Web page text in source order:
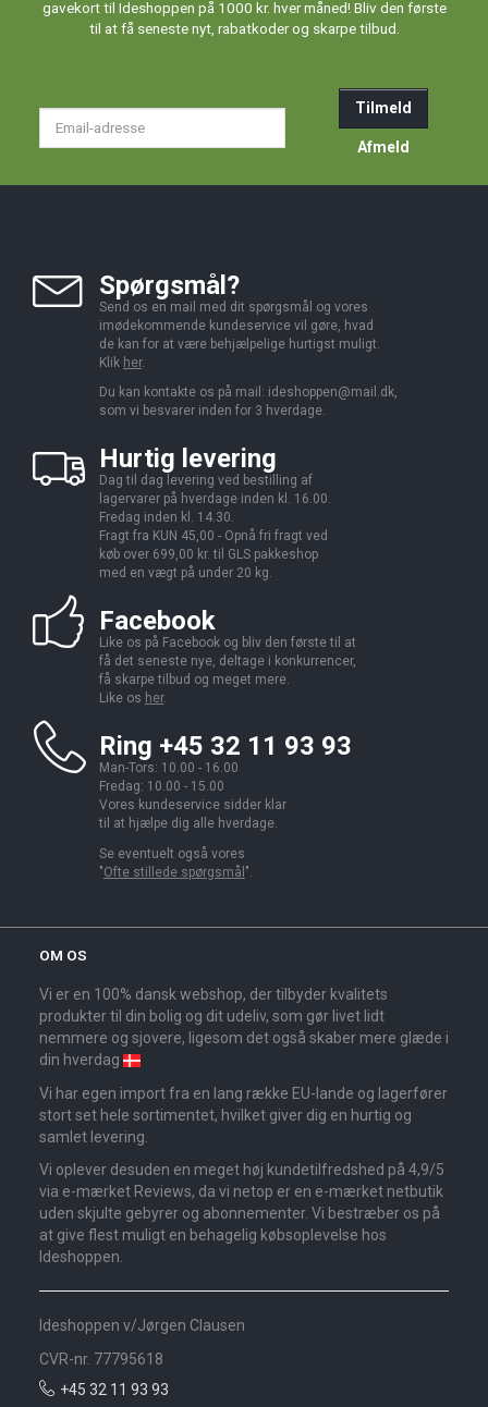
gavekort til Ideshoppen på 1000 kr. hver måned! Bliv den første
til at få seneste nyt, rabatkoder og skarpe tilbud.
Tilmeld
Afmeld
Spørgsmål?
Send os en mail med dit spørgsmål og vores
imødekommende kundeservice vil gøre, hvad
de kan for at være behjælpelige hurtigst muligt.
Klik her.
Du kan kontakte os på mail: ideshoppen@mail.dk,
som vi besvarer inden for 3 hverdage.
Hurtig levering
Dag til dag levering ved bestilling af
lagervarer på hverdage inden kl. 16.00.
Fredag inden kl. 14.30.
Fragt fra KUN 45,00 - Opnå fri fragt ved
køb over 699,00 kr. til GLS pakkeshop
med en vægt på under 20 kg.
Facebook
Like os på Facebook og bliv den første til at
få det seneste nye, deltage i konkurrencer,
få skarpe tilbud og meget mere.
Like os her.
Ring +45 32 11 93 93
Man-Tors: 10.00 - 16.00
Fredag: 10.00 - 15.00
Vores kundeservice sidder klar
til at hjælpe dig alle hverdage.
Se eventuelt også vores
"Ofte stillede spørgsmål ".
OM OS
Vi er en 100% dansk webshop, der tilbyder kvalitets
produkter til din bolig og dit udeliv, som gør livet lidt
nemmere og sjovere, ligesom det også skaber mere glæde i
din hverdag
Vi har egen import fra en lang række EU-lande og lagerfører
stort set hele sortimentet, hvilket giver dig en hurtig og
samlet levering.
Vi oplever desuden en meget høj kundetilfredshed på 4,9/5
via e-mærket Reviews, da vi netop er en e-mærket netbutik
uden skjulte gebyrer og abonnementer. Vi bestræber os på
at give flest muligt en behagelig købsoplevelse hos
Ideshoppen.
Ideshoppen v/Jørgen Clausen
CVR-nr. 77795618
+45 32 11 93 93